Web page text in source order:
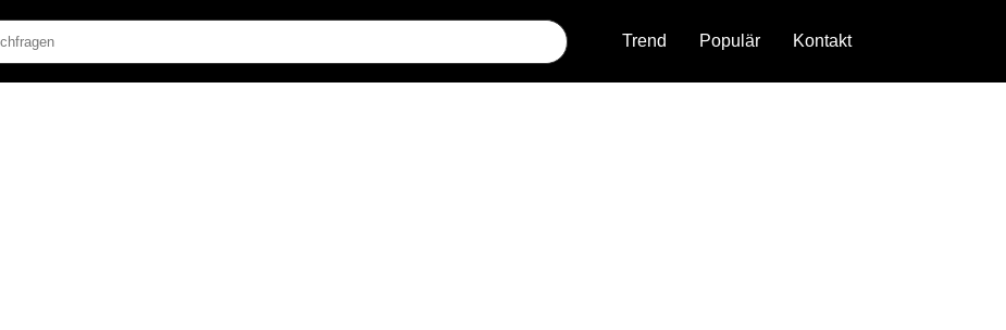
Trend Populär Kontakt